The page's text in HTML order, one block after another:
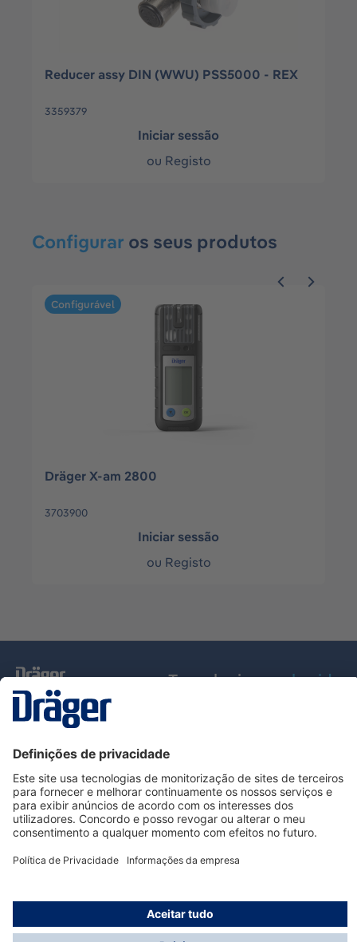
X-plore 1320 V FFP2 V
3951214
Iniciar sessão
ouRegisto
Configurar os seus produtos
Configurável
Dräger X-am 5000
8320000
Iniciar sessão
ouRegisto
Tecnologiapara la vida
Serviço de Apoio ao Cliente Dräger
Utilização da loja
Informações
© Dräger Portugal, Lda, 2024
* Todos os preços excl. IVA maiscustos de envioe